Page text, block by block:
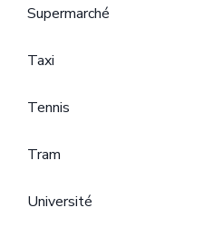
Supermarché
Taxi
Tennis
Tram
Université